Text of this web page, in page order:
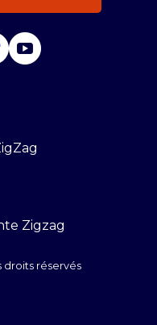
Zigzag
droits réservés